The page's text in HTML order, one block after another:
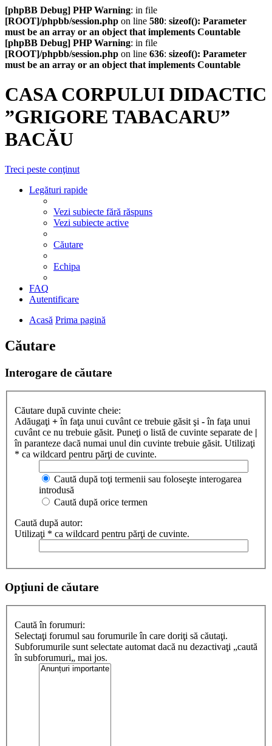
[phpBB Debug] PHP Warning: in file
[ROOT]/phpbb/session.php on line 580: sizeof(): Parameter
must be an array or an object that implements Countable
[phpBB Debug] PHP Warning: in file
[ROOT]/phpbb/session.php on line 636: sizeof(): Parameter
must be an array or an object that implements Countable
CASA CORPULUI DIDACTIC
”GRIGORE TABACARU”
BACĂU
Treci peste conţinut
Legături rapide
Vezi subiecte fără răspuns
Vezi subiecte active
Căutare
Echipa
FAQ
Autentificare
Acasă Prima pagină
Căutare
Interogare de căutare
Căutare după cuvinte cheie:
Adăugaţi +în faţa unui cuvânt ce trebuie găsit şi -în faţa unui
cuvânt ce nu trebuie găsit. Puneţi o listă de cuvinte separate de |
în paranteze dacă numai unul din cuvinte trebuie găsit. Utilizaţi
* ca wildcard pentru părţi de cuvinte.
Caută după toţi termenii sau foloseşte interogarea
introdusă
Caută după orice termen
Caută după autor:
Utilizaţi * ca wildcard pentru părţi de cuvinte.
Opţiuni de căutare
Caută în forumuri:
Selectaţi forumul sau forumurile în care doriţi să căutaţi.
Subforumurile sunt selectate automat dacă nu dezactivaţi „caută
în subforumuri„ mai jos.